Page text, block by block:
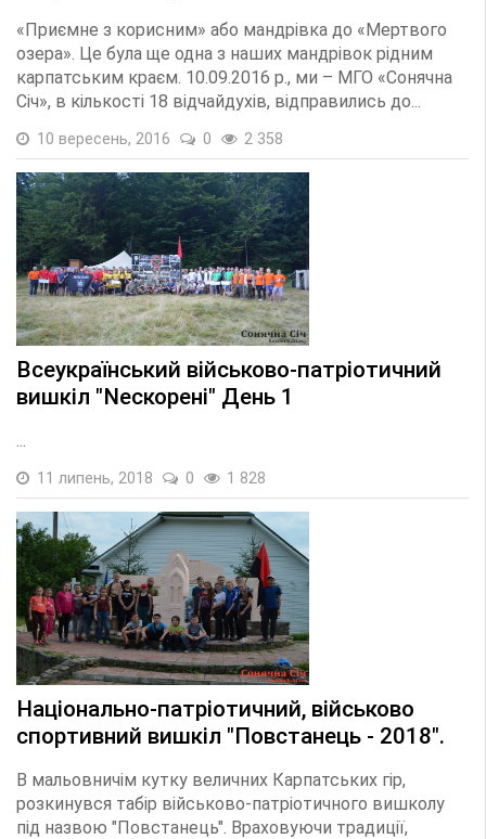
«Приємне з корисним» або мандрівка до «Мертвого
озера». Це була ще одна з наших мандрівок рідним
карпатським краєм. 10.09.2016 р., ми – МГО «Сонячна
Січ», в кількості 18 відчайдухів, відправились до...
10 вересень, 2016 0 2 358
Всеукраїнський військово-патріотичний
вишкіл "Nескорені" День 1
11 липень, 2018 0 1 828
Національно-патріотичний, військово
спортивний вишкіл "Повстанець - 2018".
В мальовничім кутку величних Карпатських гір,
розкинувся табір військово-патріотичного вишколу
під назвою "Повстанець". Враховуючи традиції,